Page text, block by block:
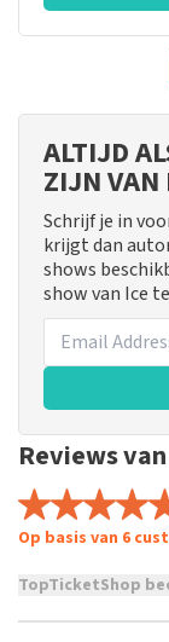
ALTIJD
ZIJN VAN
Schrijf je in
krijgt dan
shows
show van Ice
Reviews
Op basis van 6
TopTicketShop